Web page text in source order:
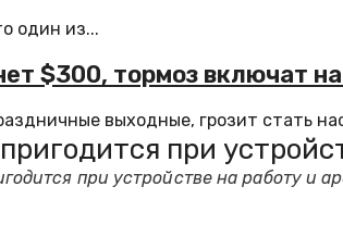
один из...
$300, тормоз включат
выходные, грозит стать
при
при устройстве на работу и